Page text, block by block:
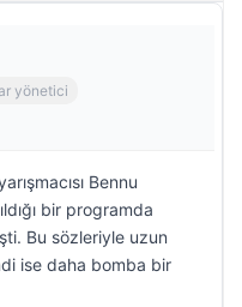
yönetici
Bennu
bir programda
Bu sözleriyle uzun
ise daha bomba bir